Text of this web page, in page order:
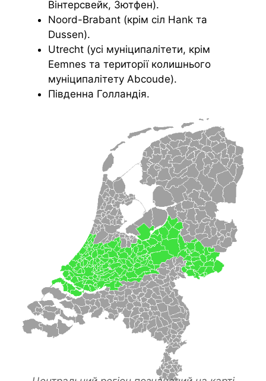
Вінтерсвейк, Зютфен).
Noord-Brabant (крім сіл Hank та
Dussen).
Utrecht (усі муніципалітети, крім
Eemnes та території колишнього
муніципалітету Abcoude).
Південна Голландія.